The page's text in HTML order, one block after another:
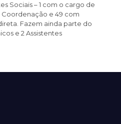
Sociais – 1 com o cargo de
e 49 com
Fazem ainda parte do
e 2 Assistentes